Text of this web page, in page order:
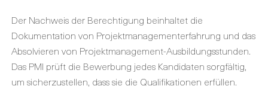
Der Nachweis der Berechtigung beinhaltet die
Dokumentation von Projektmanagementerfahrung und das
Absolvieren von Projektmanagement-Ausbildungsstunden.
Das PMI prüft die Bewerbung jedes Kandidaten sorgfältig,
um sicherzustellen, dass sie die Qualifikationen erfüllen.